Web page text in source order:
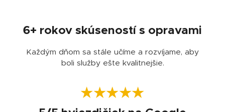
6+ rokov skúseností s opravami
Každým dňom sa stále učíme a rozvíjame, aby
boli služby ešte kvalitnejšie.
★★★★★